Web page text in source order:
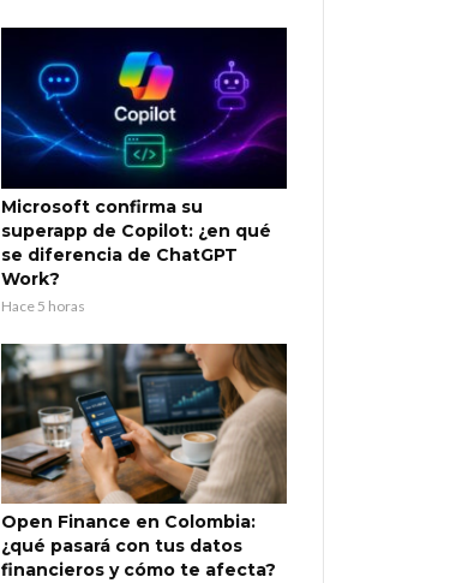
Microsoft confirma su
superapp de Copilot: ¿en qué
se diferencia de ChatGPT
Work?
Hace 5 horas
Open Finance en Colombia:
¿qué pasará con tus datos
financieros y cómo te afecta?